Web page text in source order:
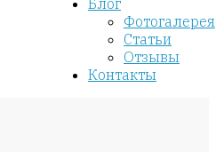
Блог
Фотогалерея
Статьи
Отзывы
Контакты